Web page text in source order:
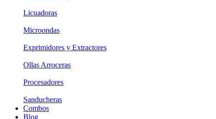
Licuadoras
Microondas
Exprimidores y Extractores
Ollas Arroceras
Procesadores
Sanducheras
Combos
Blog